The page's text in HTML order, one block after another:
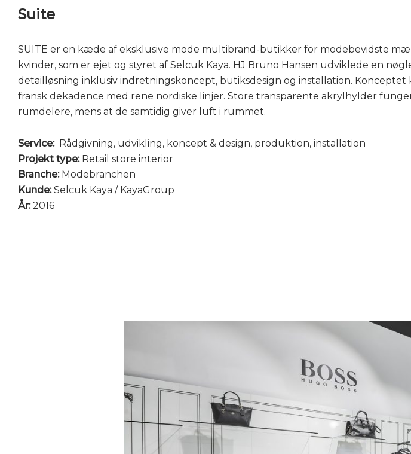
Suite
SUITE er en kæde af eksklusive mode multibrand-butikker for modebevidste
kvinder, som er ejet og styret af Selcuk Kaya. HJ Bruno Hansen udviklede en
detailløsning inklusiv indretningskoncept, butiksdesign og installation. Konceptet
fransk dekadence med rene nordiske linjer. Store transparente akrylhylder
rumdelere, mens at de samtidig giver luft i rummet.
Service: Rådgivning, udvikling, koncept & design, produktion, installation
Projekt type:Retail store interior
Branche:Modebranchen
Kunde:Selcuk Kaya / KayaGroup
År:2016